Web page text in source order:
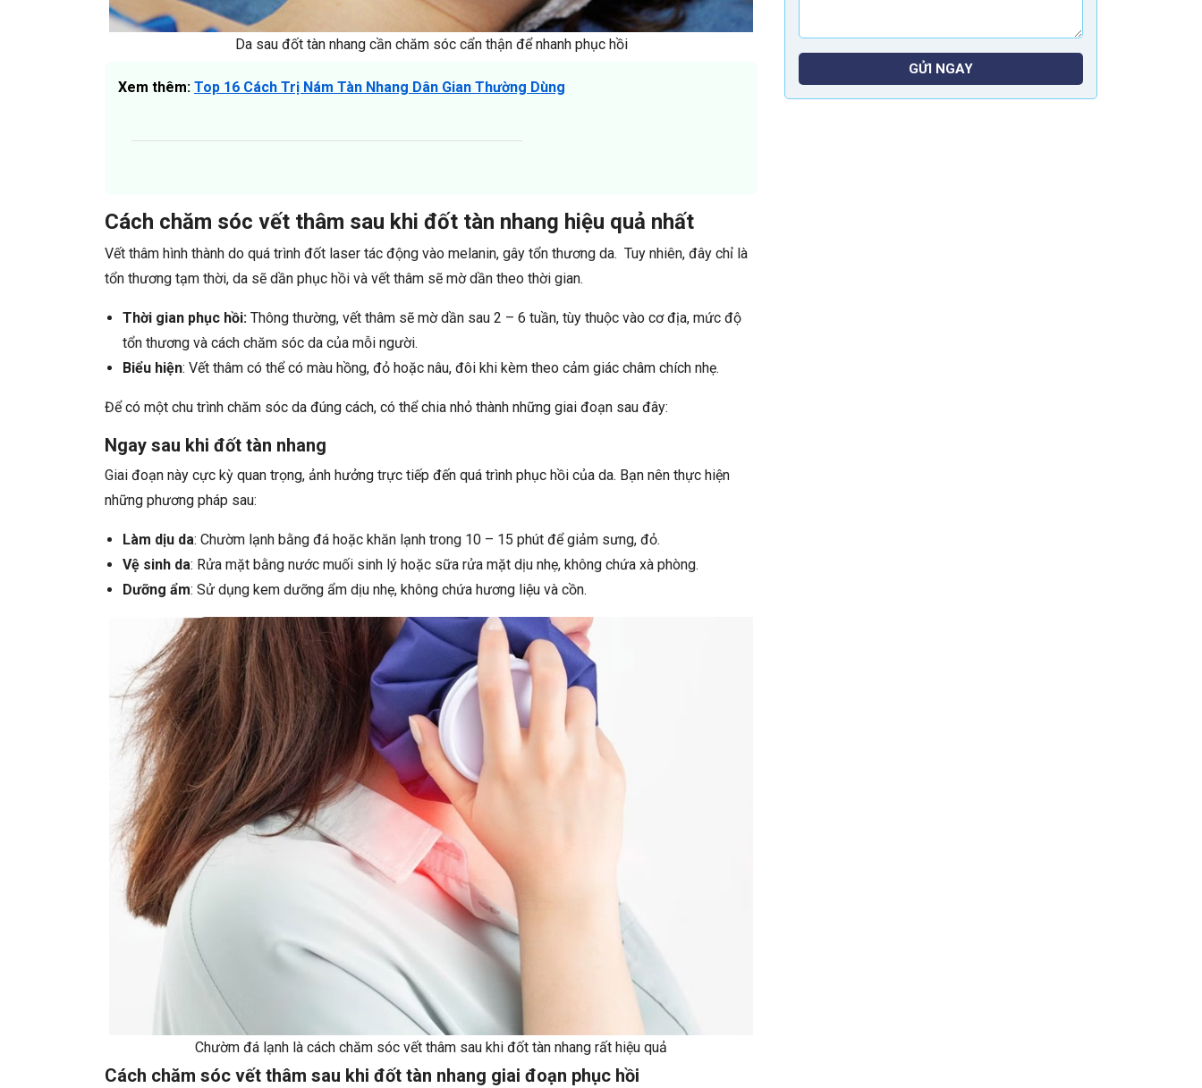
Da sau đốt tàn nhang cần chăm sóc cẩn thận để nhanh phục hồi
Xem thêm: Top 16 Cách Trị Nám Tàn Nhang Dân Gian Thường Dùng
Cách chăm sóc vết thâm sau khi đốt tàn nhang hiệu quả nhất
Vết thâm hình thành do quá trình đốt laser tác động vào melanin, gây tổn thương da. Tuy nhiên, đây chỉ là
tổn thương tạm thời, da sẽ dần phục hồi và vết thâm sẽ mờ dần theo thời gian.
Thời gian phục hồi: Thông thường, vết thâm sẽ mờ dần sau 2 – 6 tuần, tùy thuộc vào cơ địa, mức độ
tổn thương và cách chăm sóc da của mỗi người.
Biểu hiện: Vết thâm có thể có màu hồng, đỏ hoặc nâu, đôi khi kèm theo cảm giác châm chích nhẹ.
Để có một chu trình chăm sóc da đúng cách, có thể chia nhỏ thành những giai đoạn sau đây:
Ngay sau khi đốt tàn nhang
Giai đoạn này cực kỳ quan trọng, ảnh hưởng trực tiếp đến quá trình phục hồi của da. Bạn nên thực hiện
những phương pháp sau:
Làm dịu da: Chườm lạnh bằng đá hoặc khăn lạnh trong 10 – 15 phút để giảm sưng, đỏ.
Vệ sinh da: Rửa mặt bằng nước muối sinh lý hoặc sữa rửa mặt dịu nhẹ, không chứa xà phòng.
Dưỡng ẩm: Sử dụng kem dưỡng ẩm dịu nhẹ, không chứa hương liệu và cồn.
Chườm đá lạnh là cách chăm sóc vết thâm sau khi đốt tàn nhang rất hiệu quả
Cách chăm sóc vết thâm sau khi đốt tàn nhang giai đoạn phục hồi
GỬI NGAY